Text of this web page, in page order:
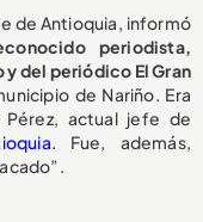
de Antioquia, informó
periodista,
y del periódico El Gran
de Nariño. Era
Pérez, actual jefe de
Fue, además,